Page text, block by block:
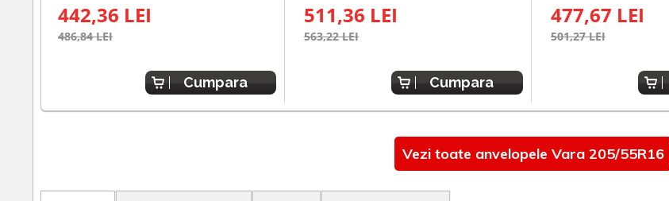
442,36 LEI
486,84 LEI
Cumpara
511,36 LEI
563,22 LEI
Cumpara
477,67 LEI
501,27 LEI
Vezi toate anvelopele Vara 205/55R16